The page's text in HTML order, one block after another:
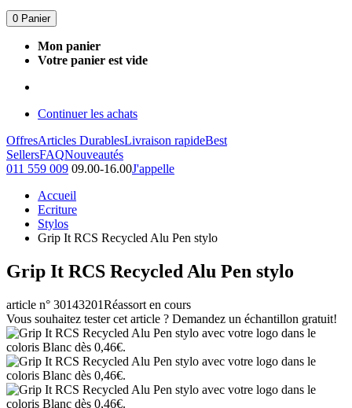
0 Panier
Mon panier
Votre panier est vide
Continuer les achats
OffresArticles DurablesLivraison rapideBest
SellersFAQNouveautés
011 559 009 09.00-16.00J'appelle
Accueil
Ecriture
Stylos
Grip It RCS Recycled Alu Pen stylo
Grip It RCS Recycled Alu Pen stylo
article n° 30143201Réassort en cours
Vous souhaitez tester cet article ? Demandez un échantillon gratuit!